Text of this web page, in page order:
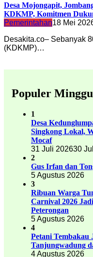
Desa Mojongapit,
KDKMP, Komitmen
Pemerintahan18 Mei
Desakita.co– Sebanyak
(KDKMP)…
Populer
1
Desa
Singkong Lokal,
Mocaf
31 Juli 202630
2
Gus Irfan dan
5 Agustus 2026
3
Ribuan Warga
Carnival 2026
Peterongan
5 Agustus 2026
4
Petani Tembakau
Tanjungwadung
4 Agustus 2026